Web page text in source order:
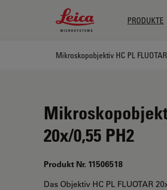
Leica Microsystems Logo
PRODUKTE
Mikroskopobjektiv HC PL
20x/0,55 PH2
Produkt Nr. 11506518
Das Objektiv HC PL FLUOTAR